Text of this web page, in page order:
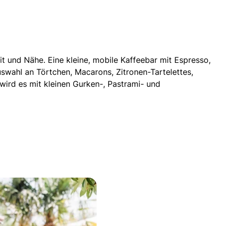
Nähe. Eine kleine, mobile Kaffeebar mit Espresso,
an Törtchen, Macarons, Zitronen-Tartelettes,
es mit kleinen Gurken-, Pastrami- und